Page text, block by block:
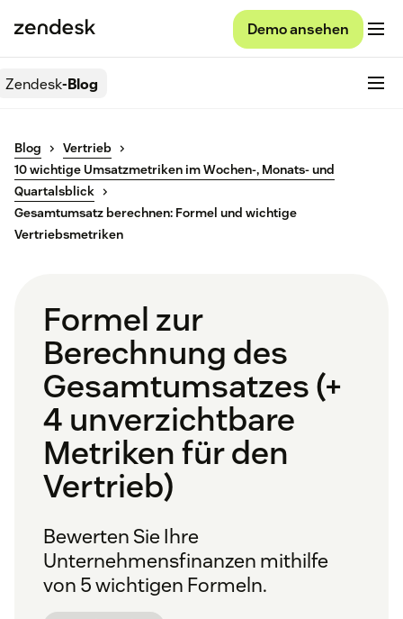
Demo ansehen
Zendesk-Blog
Blog
Vertrieb
10 wichtige Umsatzmetriken im Wochen-, Monats- und
Quartalsblick
Gesamtumsatz berechnen: Formel und wichtige
Vertriebsmetriken
Formel zur
Berechnung des
Gesamtumsatzes (+
4 unverzichtbare
Metriken für den
Vertrieb)
Bewerten Sie Ihre
Unternehmensfinanzen mithilfe
von 5 wichtigen Formeln.